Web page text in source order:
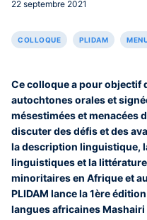
22 septembre 2021
COLLOQUE PLIDAM
Ce colloque a pour objectif
autochtones orales et
mésestimées et menacées
discuter des défis et des
la description linguistique,
linguistiques et la
minoritaires en Afrique et
PLIDAM lance la 1ère
langues africaines